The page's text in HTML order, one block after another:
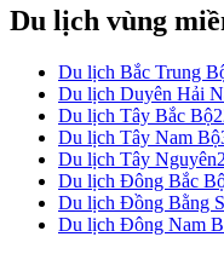
Du lịch vùng
Du lịch Bắc Trung
Du lịch Duyên Hải
Du lịch Tây Bắc Bộ
Du lịch Tây Nam Bộ
Du lịch Tây Nguyên
Du lịch Đông Bắc
Du lịch Đồng Bằng
Du lịch Đông Nam